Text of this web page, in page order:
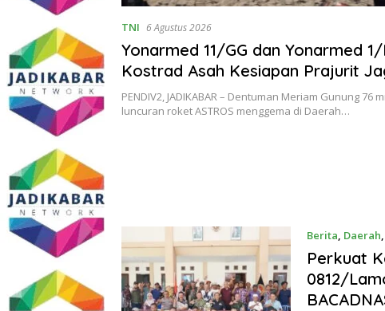
TNI 6 Agustus 2026
Yonarmed 11/GG dan Yonarmed
Kostrad Asah Kesiapan Prajurit
Kedaulatan NKRI
PENDIV2, JADIKABAR – Dentuman Meriam Gunung 76
luncuran roket ASTROS menggema di Daerah…
Berita, Daerah,
Perkuat
0812/